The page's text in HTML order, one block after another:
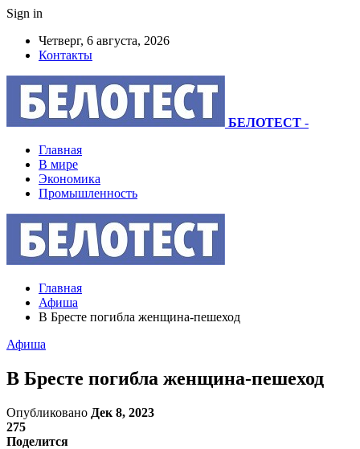
Sign in
Четверг, 6 августа, 2026
Контакты
БЕЛОТЕСТ -
Главная
В мире
Экономика
Промышленность
Главная
Афиша
В Бресте погибла женщина-пешеход
Афиша
В Бресте погибла женщина-пешеход
Опубликовано Дек 8, 2023
275
Поделится